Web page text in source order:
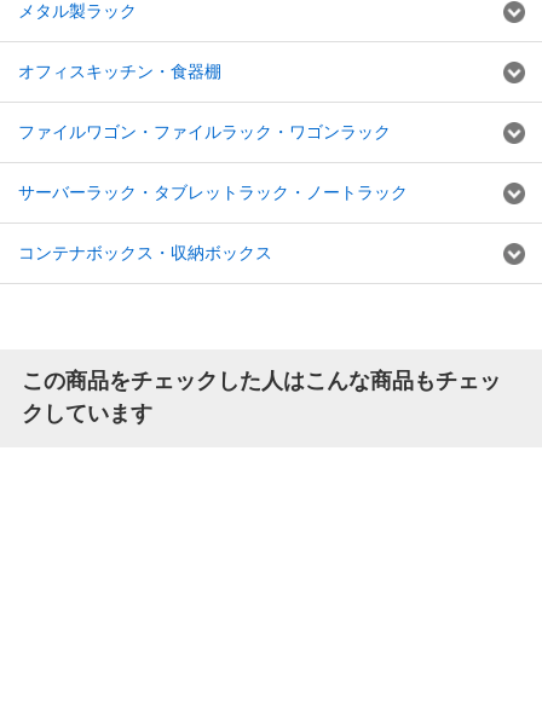
メタル製ラック
オフィスキッチン・食器棚
ファイルワゴン・ファイルラック・ワゴンラック
サーバーラック・タブレットラック・ノートラック
コンテナボックス・収納ボックス
この商品をチェックした人はこんな商品もチェッ
クしています